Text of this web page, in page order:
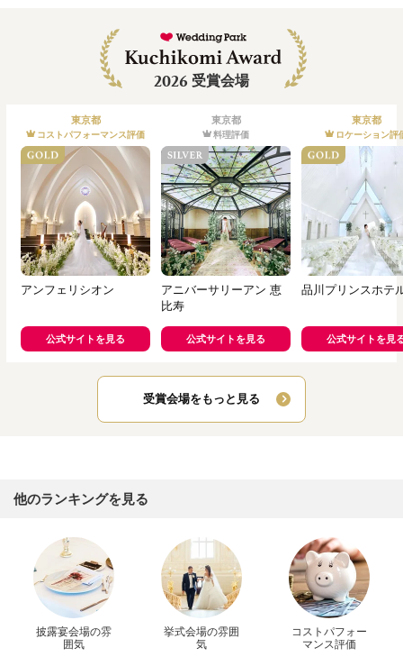
2026 受賞会場
東京都
コストパフォーマンス評価
アンフェリシオン
公式サイトを見る
東京都
料理評価
アニバーサリーアン 恵
比寿
公式サイトを見る
東京都
ロケーション評
品川プリンスホテ
公式サイトを見
受賞会場をもっと見る
他のランキングを見る
披露宴会場の雰
囲気
挙式会場の雰囲
気
コストパフォー
マンス評価